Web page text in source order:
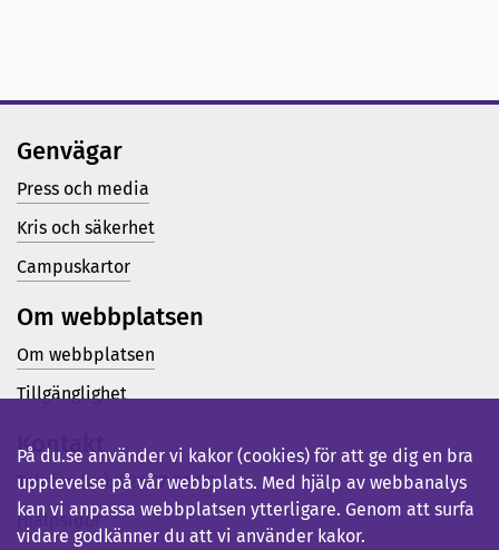
Genvägar
Press och media
Kris och säkerhet
Campuskartor
Om webbplatsen
Om webbplatsen
Tillgänglighet
Kontakt
Telefon (vx): 023-77 80 00
Hjälpsidor
På du.se använder vi kakor (cookies) för att ge dig en bra
upplevelse på vår webbplats. Med hjälp av webbanalys
kan vi anpassa webbplatsen ytterligare. Genom att surfa
vidare godkänner du att vi använder kakor.